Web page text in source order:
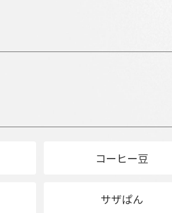
コーヒー豆
サザぱん